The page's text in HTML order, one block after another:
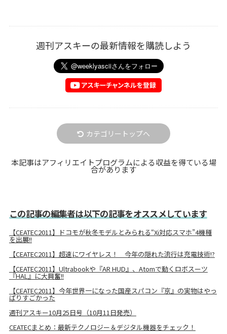
週刊アスキーの最新情報を購読しよう
カテゴリートップへ
本記事はアフィリエイトプログラムによる収益を得ている場
合があります
この記事の編集者は以下の記事をオススメしています
【CEATEC2011】ドコモが秋冬モデルとみられる“Xi対応スマホ”4機種
を出展!!
【CEATEC2011】超速にワイヤレス！ 今年の隠れた流行は充電技術!?
【CEATEC2011】Ultrabookや『AR HUD』、Atomで動くロボスーツ
『HAL』に大興奮!!
【CEATEC2011】今年世界一になった国産スパコン『京』の実物はやっ
ぱりすごかった
週刊アスキー10月25日号（10月11日発売）
CEATECまとめ：最新テクノロジー＆デジタル機器をチェック！